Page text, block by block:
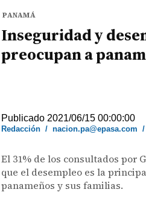
PANAMÁ
Inseguridad y
preocupan a
Publicado 2021/06/15 00:00:00
Redacción /nacion.pa@epasa.com
El 31% de los consultados por
que el desempleo es la
panameños y sus familias.